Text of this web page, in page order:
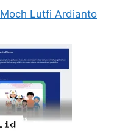
Moch Lutfi Ardianto